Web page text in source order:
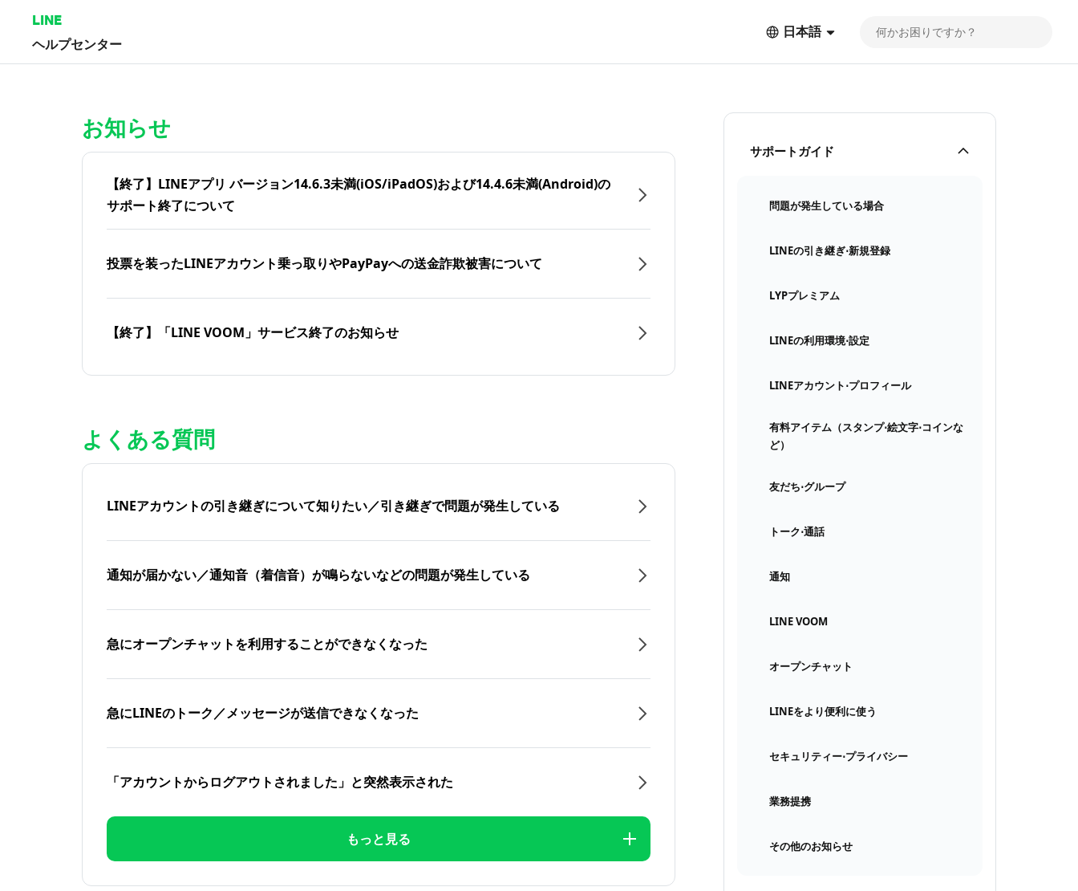
LINE
ヘルプセンター
日本語
サポートガイド
問題が発生している場合
LINEの引き継ぎ⋅新規登録
LYPプレミアム
LINEの利用環境⋅設定
LINEアカウント⋅プロフィール
有料アイテム（スタンプ⋅絵文字⋅コインな
ど）
友だち⋅グループ
トーク⋅通話
通知
LINE VOOM
オープンチャット
LINEをより便利に使う
セキュリティー⋅プライバシー
業務提携
その他のお知らせ
お知らせ
【終了】LINEアプリ バージョン14.6.3未満(iOS/iPadOS)および14.4.6未満(Android)の
サポート終了について
投票を装ったLINEアカウント乗っ取りやPayPayへの送金詐欺被害について
【終了】「LINE VOOM」サービス終了のお知らせ
よくある質問
LINEアカウントの引き継ぎについて知りたい／引き継ぎで問題が発生している
通知が届かない／通知音（着信音）が鳴らないなどの問題が発生している
急にオープンチャットを利用することができなくなった
急にLINEのトーク／メッセージが送信できなくなった
「アカウントからログアウトされました」と突然表示された
もっと見る